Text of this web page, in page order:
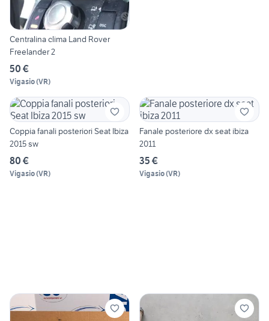
Centralina clima Land Rover
Freelander 2
50 €
Vigasio(VR)
Coppia fanali posteriori Seat Ibiza
2015 sw
80 €
Vigasio(VR)
Fanale posteriore dx seat ibiza
2011
35 €
Vigasio(VR)